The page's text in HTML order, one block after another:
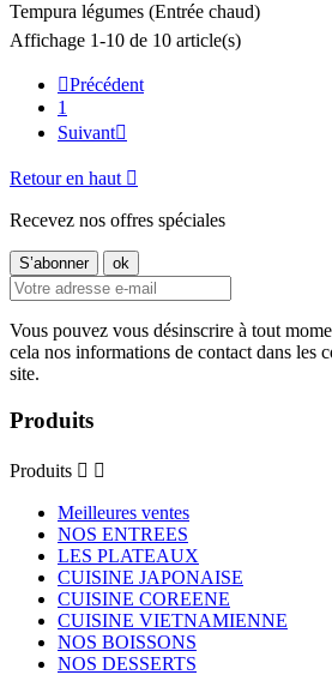
Tempura légumes (Entrée chaud)
Affichage 1-10 de 10 article(s)
Précédent
1
Suivant
Retour en haut 
Recevez nos offres spéciales
Vous pouvez vous désinscrire à tout
cela nos informations de contact dans les
site.
Produits
Produits  
Meilleures ventes
NOS ENTREES
LES PLATEAUX
CUISINE JAPONAISE
CUISINE COREENE
CUISINE VIETNAMIENNE
NOS BOISSONS
NOS DESSERTS